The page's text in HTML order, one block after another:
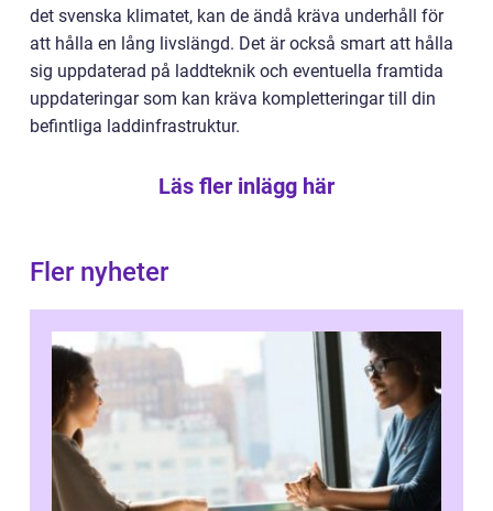
det svenska klimatet, kan de ändå kräva underhåll för
att hålla en lång livslängd. Det är också smart att hålla
sig uppdaterad på laddteknik och eventuella framtida
uppdateringar som kan kräva kompletteringar till din
befintliga laddinfrastruktur.
Läs fler inlägg här
Fler nyheter